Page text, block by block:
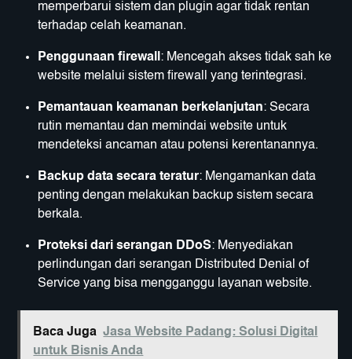
memperbarui sistem dan plugin agar tidak rentan
terhadap celah keamanan.
Penggunaan firewall : Mencegah akses tidak sah ke
website melalui sistem firewall yang terintegrasi.
Pemantauan keamanan berkelanjutan: Secara
rutin memantau dan memindai website untuk
mendeteksi ancaman atau potensi kerentanannya.
Backup data secara teratur: Mengamankan data
penting dengan melakukan backup sistem secara
berkala.
Proteksi dari serangan DDoS: Menyediakan
perlindungan dari serangan Distributed Denial of
Service yang bisa mengganggu layanan website.
Baca Juga Jasa Website Padang: Solusi Digital
untuk Bisnis Anda